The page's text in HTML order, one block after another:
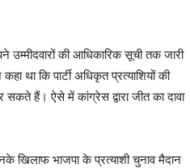
उम्मीदवारों की आधिकारिक सूची तक जारी
था कि पार्टी अधिकृत प्रत्याशियों की
हैं। ऐसे में कांग्रेस द्वारा जीत का दावा
खिलाफ भाजपा के प्रत्याशी चुनाव मैदान